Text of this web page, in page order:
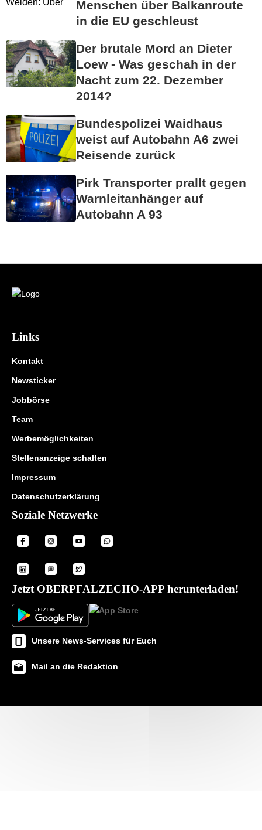
Menschen über Balkanroute
in die EU geschleust
Der brutale Mord an Dieter
Loew - Was geschah in der
Nacht zum 22. Dezember
2014?
Bundespolizei Waidhaus
weist auf Autobahn A6 zwei
Reisende zurück
Pirk Transporter prallt gegen
Warnleitanhänger auf
Autobahn A 93
Links
Kontakt
Newsticker
Jobbörse
Team
Werbemöglichkeiten
Stellenanzeige schalten
Impressum
Datenschutzerklärung
Soziale Netzwerke
Jetzt OBERPFALZECHO-APP herunterladen!
Unsere News-Services für Euch
Mail an die Redaktion